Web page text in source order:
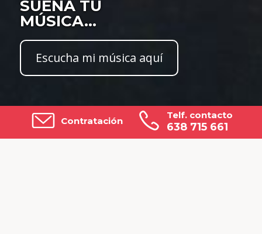
SUEÑA TU
MÚSICA...
Escucha mi música aquí
Contratación
Telf. contacto
638 715 661